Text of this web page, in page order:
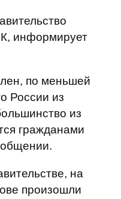
информирует
по меньшей
России из
из
гражданами
на
произошли